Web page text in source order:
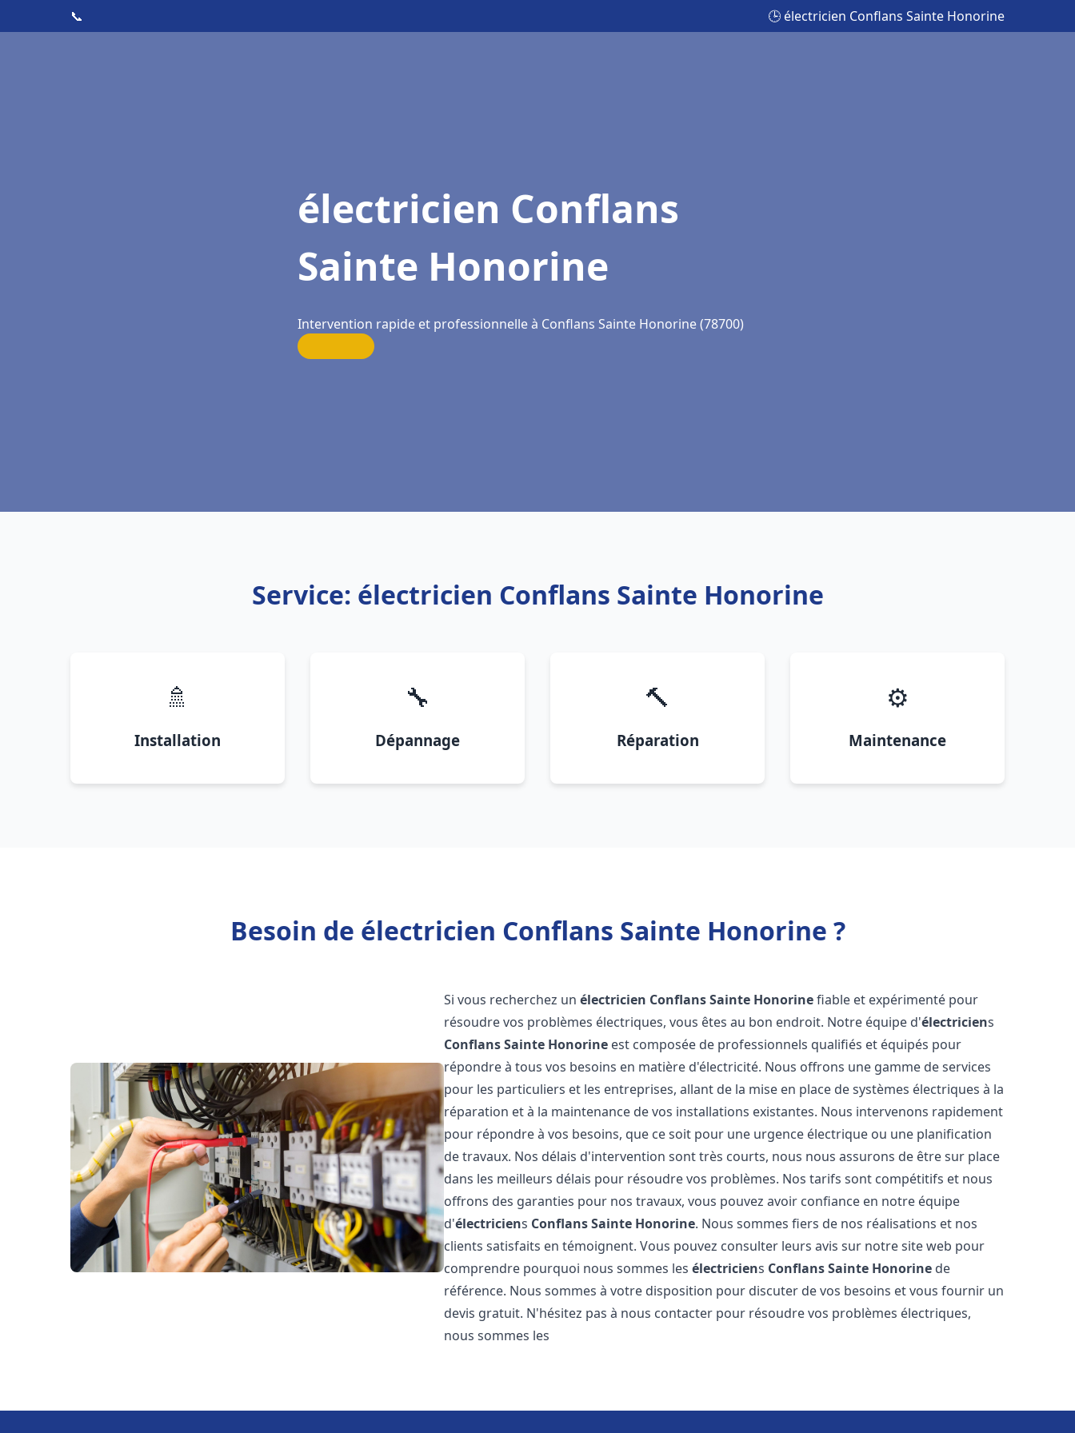
📞 🕒 électricien Conflans Sainte Honorine
électricien Conflans
Sainte Honorine
Intervention rapide et professionnelle à Conflans Sainte Honorine (78700)
Service: électricien Conflans Sainte Honorine
🚿
Installation
🔧
Dépannage
🔨
Réparation
⚙️
Maintenance
Besoin de électricien Conflans Sainte Honorine ?
Si vous recherchez unélectricien Conflans Sainte Honorinefiable et expérimenté pour
résoudre vos problèmes électriques, vous êtes au bon endroit. Notre équipe d'électriciens
Conflans Sainte Honorine est composée de professionnels qualifiés et équipés pour
répondre à tous vos besoins en matière d'électricité. Nous offrons une gamme de services
pour les particuliers et les entreprises, allant de la mise en place de systèmes électriques à la
réparation et à la maintenance de vos installations existantes. Nous intervenons rapidement
pour répondre à vos besoins, que ce soit pour une urgence électrique ou une planification
de travaux. Nos délais d'intervention sont très courts, nous nous assurons de être sur place
dans les meilleurs délais pour résoudre vos problèmes. Nos tarifs sont compétitifs et nous
offrons des garanties pour nos travaux, vous pouvez avoir confiance en notre équipe
d'électriciens Conflans Sainte Honorine. Nous sommes fiers de nos réalisations et nos
clients satisfaits en témoignent. Vous pouvez consulter leurs avis sur notre site web pour
comprendre pourquoi nous sommes lesélectriciens Conflans Sainte Honorine de
référence. Nous sommes à votre disposition pour discuter de vos besoins et vous fournir un
devis gratuit. N'hésitez pas à nous contacter pour résoudre vos problèmes électriques,
nous sommes les